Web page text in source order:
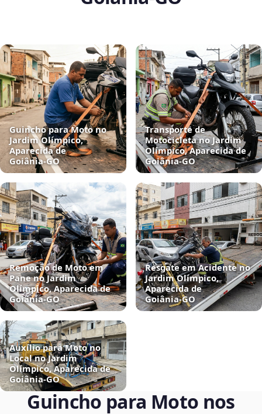
Guincho para Moto no
Jardim Olímpico,
Aparecida de
Goiânia‑GO
Transporte de
Motocicleta no Jardim
Olímpico, Aparecida de
Goiânia‑GO
Remoção de Moto em
Pane no Jardim
Olímpico, Aparecida de
Goiânia‑GO
Resgate em Acidente no
Jardim Olímpico,
Aparecida de
Goiânia‑GO
Auxílio para Moto no
Local no Jardim
Olímpico, Aparecida de
Goiânia‑GO
Guincho para Moto nos